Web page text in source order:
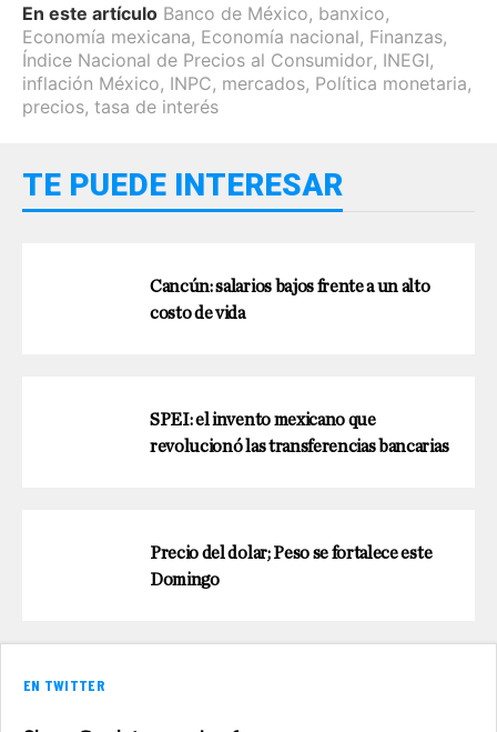
En este artículo Banco de México, banxico,
Economía mexicana, Economía nacional, Finanzas,
Índice Nacional de Precios al Consumidor, INEGI,
inflación México, INPC, mercados, Política monetaria,
precios, tasa de interés
TE PUEDE INTERESAR
Cancún: salarios bajos frente a un alto
costo de vida
SPEI: el invento mexicano que
revolucionó las transferencias bancarias
Precio del dolar; Peso se fortalece este
Domingo
EN TWITTER